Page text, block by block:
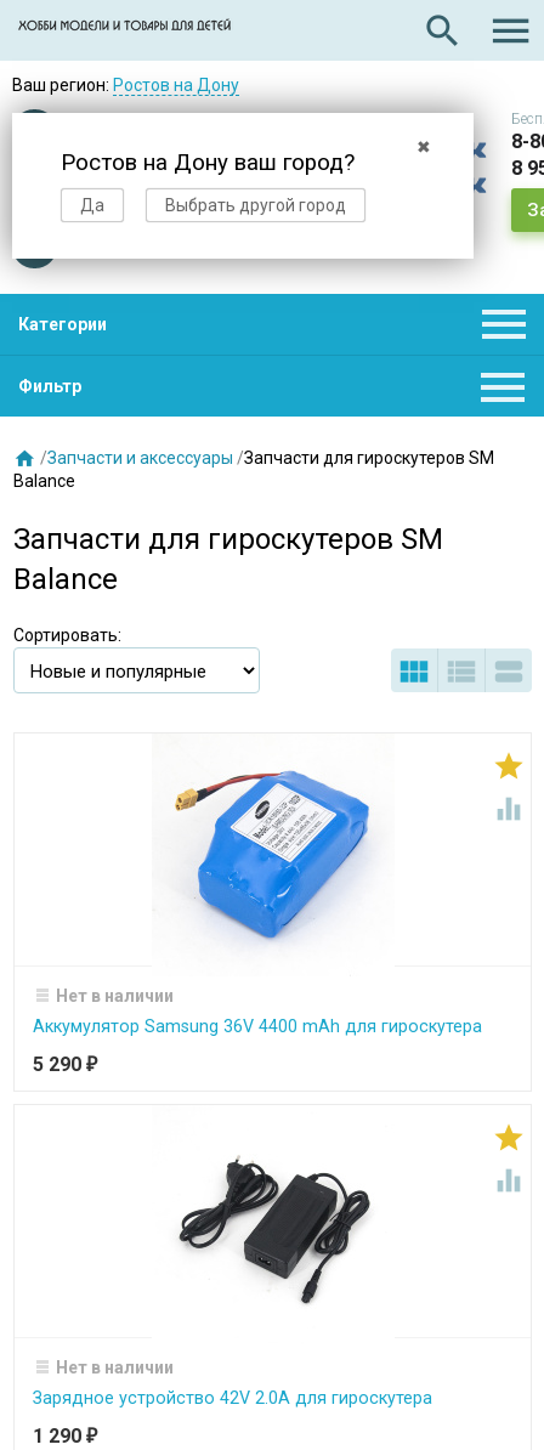
search 
Ваш регион: Ростов на Дону
✖
Ростов на Дону ваш город?
Да Выбрать другой город
Доставкав день заказа
8-
8
Категории 
Фильтр 
 /Запчасти и аксессуары /Запчасти для гироскутеров SM
Balance
Запчасти для гироскутеров SM
Balance
Сортировать:
  


Нет в наличии
Аккумулятор Samsung 36V 4400 mAh для гироскутера
5 290 ₽


Нет в наличии
Зарядное устройство 42V 2.0A для гироскутера
1 290 ₽